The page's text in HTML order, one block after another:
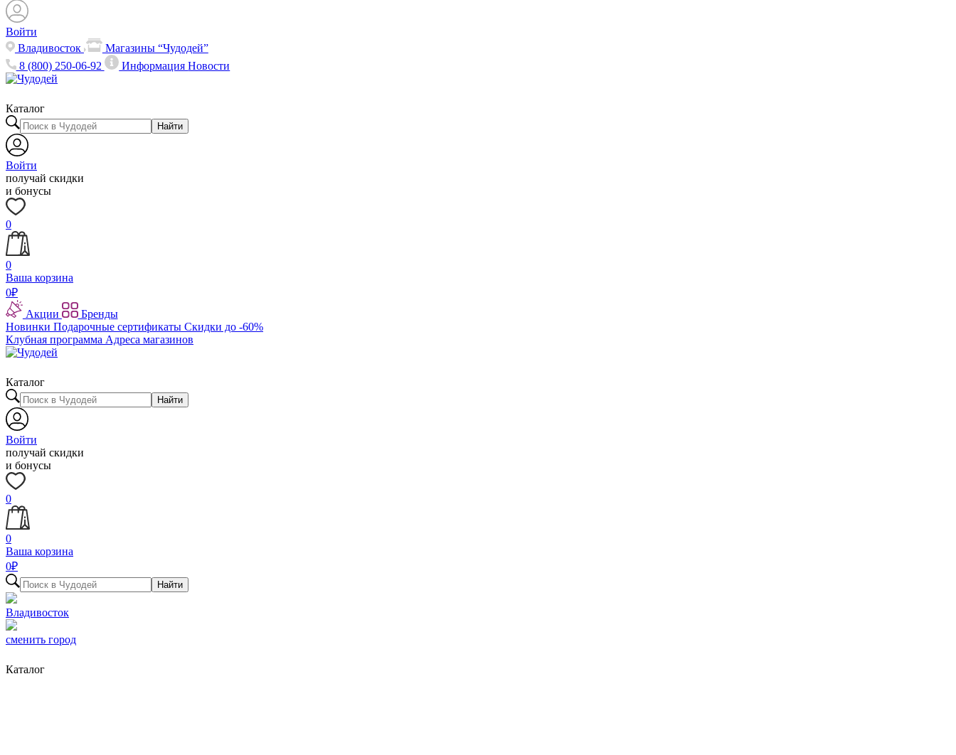
Войти
Владивосток
Магазины “Чудодей”
8 (800) 250-06-92
ИнформацияНовости
Каталог
Найти
Войти
получай скидки
и бонусы
0
0
Ваша корзина
0₽
Акции
Бренды
Новинки Подарочные сертификаты Скидки до -60%
Клубная программа Адреса магазинов
Каталог
Найти
Войти
получай скидки
и бонусы
0
0
Ваша корзина
0₽
Найти
Владивосток
сменить город
Каталог